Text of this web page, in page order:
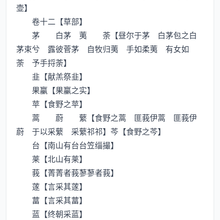
壶】
卷十二【草部】
茅 白茅 荑 荼【昼尔于茅 白茅包之白
茅束兮 露彼菅茅 自牧归荑 手如柔荑 有女如
荼 予手捋荼】
韭【献羔祭韭】
果臝【果臝之实】
苹【食野之苹】
蒿 蔚 蘩【食野之蒿 匪莪伊蒿 匪莪伊
蔚 于以采蘩 采蘩祁祁】芩【食野之芩】
台【南山有台台笠缁撮】
莱【北山有莱】
莪【菁菁者莪蓼蓼者莪】
蓫【言采其蓫】
葍【言采其葍】
蓝【终朝采蓝】